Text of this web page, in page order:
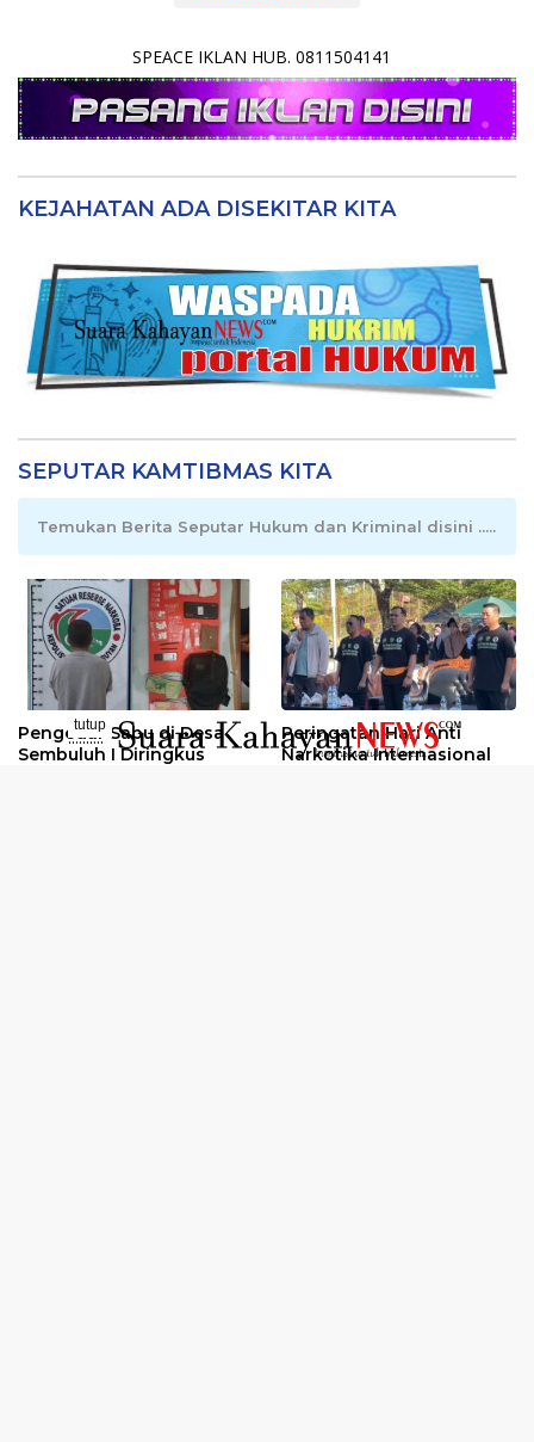
SPEACE IKLAN HUB. 0811504141
KEJAHATAN ADA DISEKITAR KITA
SEPUTAR KAMTIBMAS KITA
Temukan Berita Seputar Hukum dan Kriminal disini .....
Pengedar Sabu di Desa
Sembuluh I Diringkus
Peringatan Hari Anti
Narkotika Internasional
tutup
..........